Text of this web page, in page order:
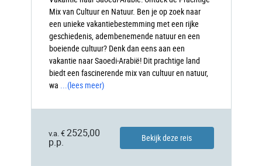
Mix van Cultuur en Natuur. Ben je op zoek naar
een unieke vakantiebestemming met een rijke
geschiedenis, adembenemende natuur en een
boeiende cultuur? Denk dan eens aan een
vakantie naar Saoedi-Arabië! Dit prachtige land
biedt een fascinerende mix van cultuur en natuur,
wa ...(lees meer)
v.a. € 2525,00
p.p.
Bekijk deze reis